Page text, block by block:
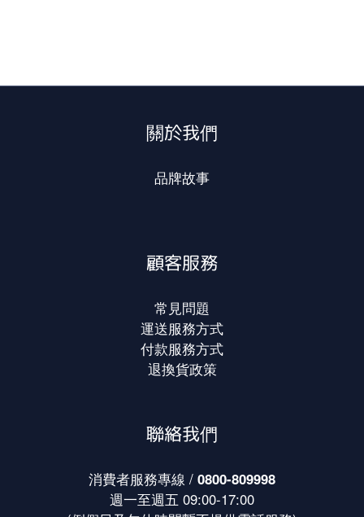
關於我們
品牌故事
顧客服務
常見問題
運送服務方式
付款服務方式
退換貨政策
聯絡我們
消費者服務專線 / 0800-809998
週一至週五 09:00-17:00